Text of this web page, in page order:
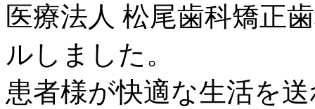
医療法人 松尾歯科矯正
ルしました。
患者様が快適な生活を